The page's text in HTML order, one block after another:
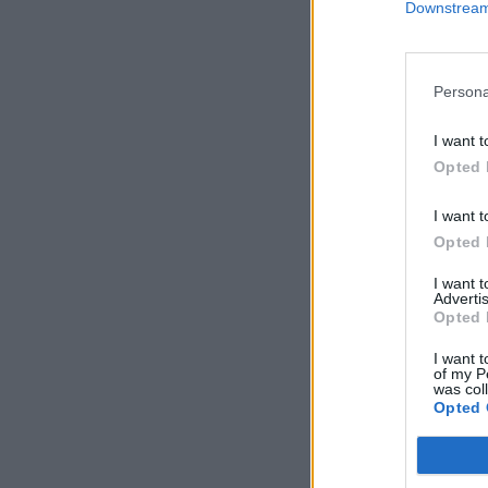
I want
Opted
I want
Opted
I want
Opted
I want
of my
was
Opted